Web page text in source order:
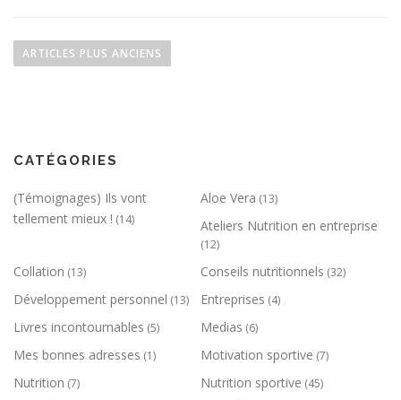
ARTICLES PLUS ANCIENS
CATÉGORIES
(Témoignages) Ils vont
tellement mieux ! (14)
Aloe Vera (13)
Ateliers Nutrition en entreprise
(12)
Collation (13) Conseils nutritionnels (32)
Développement personnel (13) Entreprises (4)
Livres incontournables (5) Medias (6)
Mes bonnes adresses (1) Motivation sportive (7)
Nutrition (7) Nutrition sportive (45)